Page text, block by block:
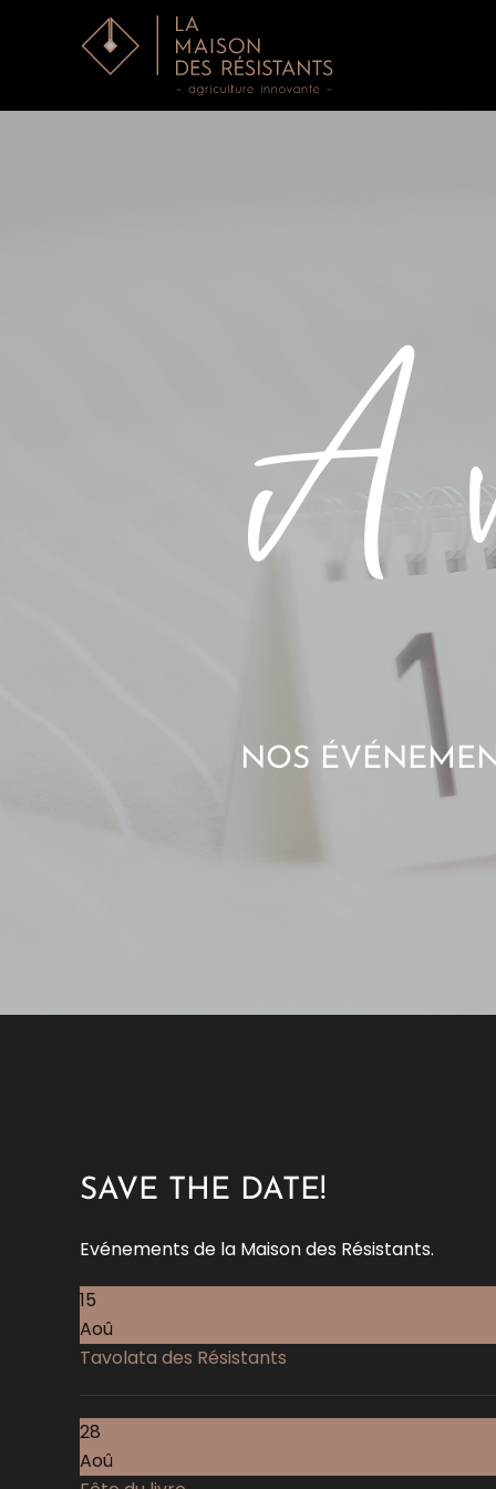
Accéder au contenu principal
NOS
SAVE THE DATE!
Evénements de la Maison des Résistants.
15
Aoû
Tavolata des Résistants
28
Aoû